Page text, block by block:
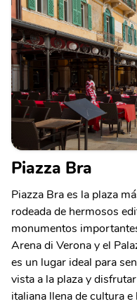
Piazza Bra
Piazza Bra es la plaza
rodeada de hermosos
monumentos
Arena di Verona y el
es un lugar ideal para
vista a la plaza y
italiana llena de cultura e